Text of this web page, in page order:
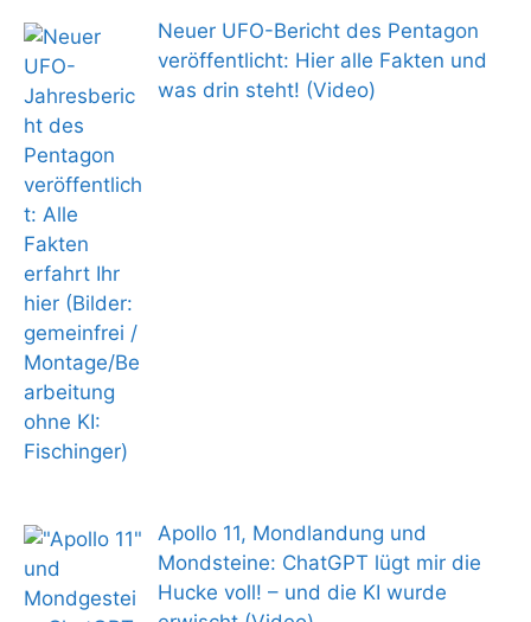
Neuer UFO-Bericht des Pentagon
veröffentlicht: Hier alle Fakten und
was drin steht! (Video)
Apollo 11, Mondlandung und
Mondsteine: ChatGPT lügt mir die
Hucke voll! – und die KI wurde